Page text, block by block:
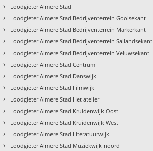
› Loodgieter Almere Stad
› Loodgieter Almere Stad Bedrijventerrein Gooisekant
› Loodgieter Almere Stad Bedrijventerrein Markerkant
› Loodgieter Almere Stad Bedrijventerrein Sallandsekant
› Loodgieter Almere Stad Bedrijventerrein Veluwsekant
› Loodgieter Almere Stad Centrum
› Loodgieter Almere Stad Danswijk
› Loodgieter Almere Stad Filmwijk
› Loodgieter Almere Stad Het atelier
› Loodgieter Almere Stad Kruidenwijk Oost
› Loodgieter Almere Stad Kruidenwijk West
› Loodgieter Almere Stad Literatuurwijk
› Loodgieter Almere Stad Muziekwijk noord